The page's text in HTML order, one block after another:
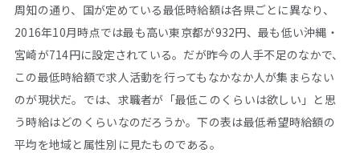
周知の通り、国が定めている最低時給額は各県ごとに異なり、
2016年10月時点では最も高い東京都が932円、最も低い沖縄・
宮崎が714円に設定されている。だが昨今の人手不足のなかで、
この最低時給額で求人活動を行ってもなかなか人が集まらない
のが現状だ。では、求職者が「最低このくらいは欲しい」と思
う時給はどのくらいなのだろうか。下の表は最低希望時給額の
平均を地域と属性別に見たものである。